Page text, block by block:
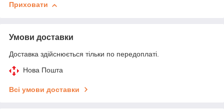
Приховати
Умови доставки
Доставка здійснюється тільки по передоплаті.
Нова Пошта
Всі умови доставки